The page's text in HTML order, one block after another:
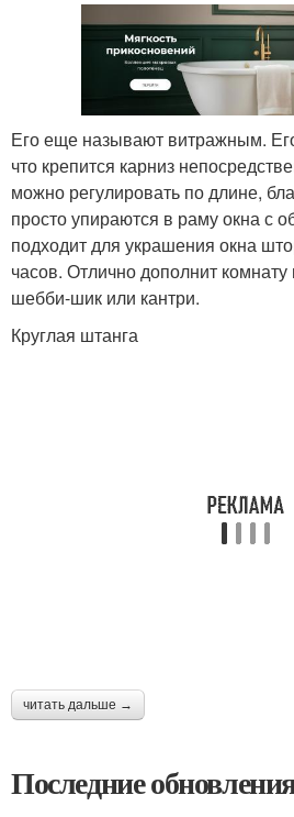
Его еще называют витражным.
что крепится карниз
можно регулировать по длине,
просто упираются в раму окна с
подходит для украшения окна
часов. Отлично дополнит комнату
шебби-шик или кантри.
Круглая штанга
читать дальше →
Последние